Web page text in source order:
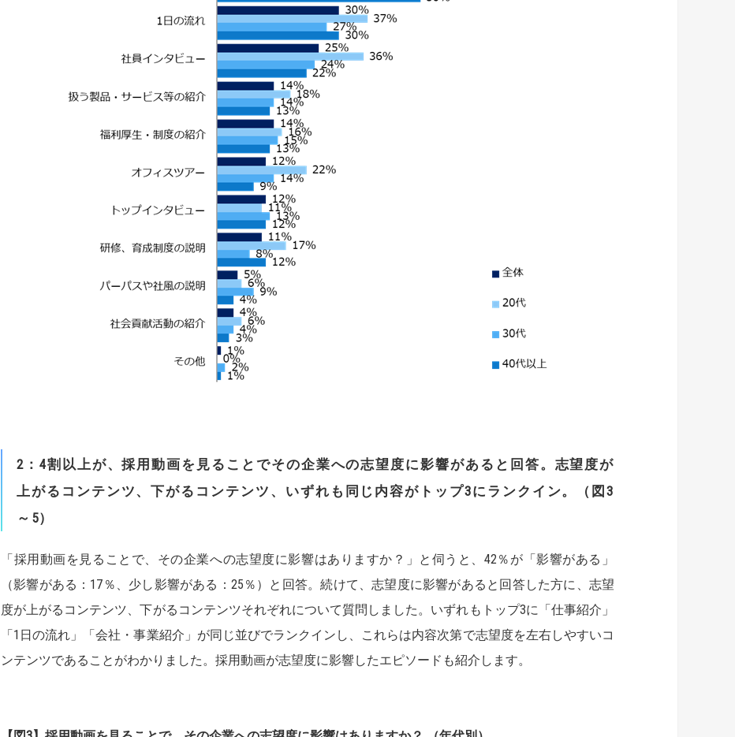
2 ： 4割以上が、採用動画を見ることでその企業への志望度に影響があると回答。 志望度が
上がるコンテンツ、下がるコンテンツ、いずれも同じ内容がトップ3にランクイン。（図3
～ 5）
「採用動画を見ることで、その企業への志望度に影響はありますか？」と伺うと、42％が「影響がある」
（影響がある：17％、少し影響がある：25％）と回答。続けて、志望度に影響があると回答した方に、志望
度が上がるコンテンツ、下がるコンテンツそれぞれについて質問しました。いずれもトップ3に「仕事紹介」
「1日の流れ」「会社・事業紹介」が同じ並びでランクインし、これらは内容次第で志望度を左右しやすいコ
ンテンツであることがわかりました。採用動画が志望度に影響したエピソードも紹介します。